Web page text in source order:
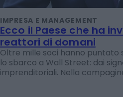
IMPRESA E MANAGEMENT
Ecco il Paese che ha
reattori di domani
Oltre mille soci hanno puntato
lo sbarco a Wall Street: dai
imprenditoriali. Nella